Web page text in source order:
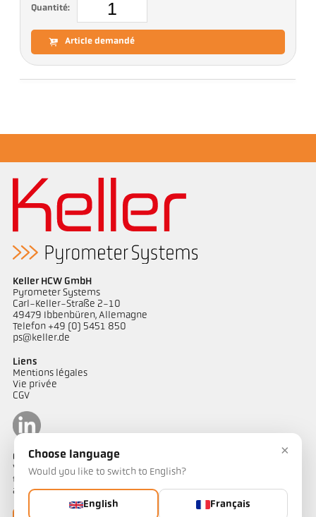
Quantité:
Article demandé
Keller HCW GmbH
Pyrometer Systems
Carl-Keller-Straße 2-10
49479 Ibbenbüren, Allemagne
Telefon +49 (0) 5451 850
ps@keller.de
Liens
Mentions légales
Vie privée
CGV
Contact
Vous avez des questions concernant nos solutions de mesure de
température ? Notre équipe se tient à votre disposition pour vous
accompagner.
×
Choose language
Would you like to switch to English?
English Français